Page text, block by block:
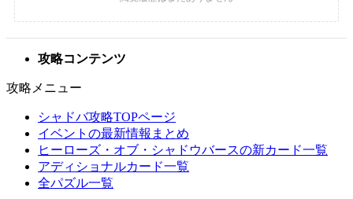
攻略コンテンツ
攻略メニュー
シャドバ攻略TOPページ
イベントの最新情報まとめ
ヒーローズ・オブ・シャドウバースの新カード一覧
アディショナルカード一覧
全パズル一覧